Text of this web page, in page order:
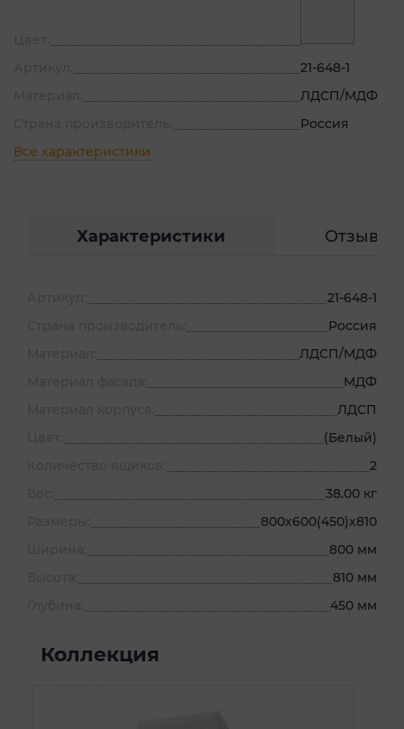
21-648-1
ЛДСП/МДФ
Россия
Все характеристики
Характеристики Отзывы
21-648-1
Россия
ЛДСП/МДФ
МДФ
ЛДСП
(Белый)
2
38.00 кг
800х600(450)х810
800 мм
810 мм
450 мм
Коллекция